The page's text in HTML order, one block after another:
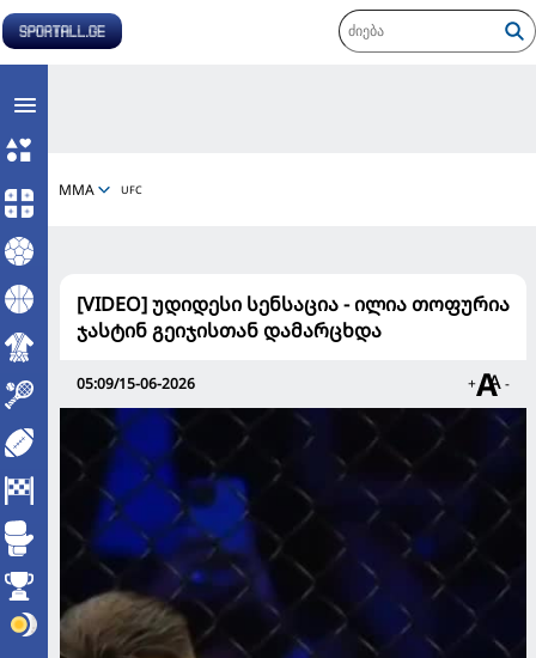
MMA UFC
[VIDEO] უდიდესი სენსაცია - ილია თოფურია
ჯასტინ გეიჯისთან დამარცხდა
05:09/15-06-2026 + -